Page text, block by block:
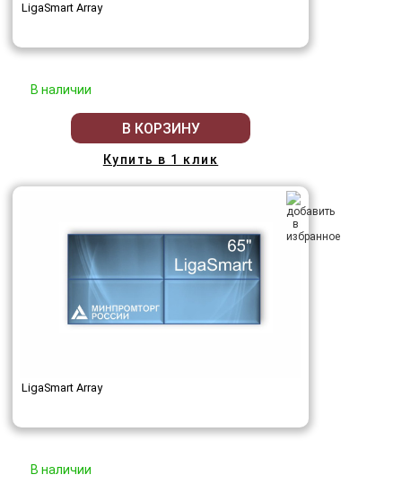
LigaSmart Array
В наличии
В КОРЗИНУ
Купить в 1 клик
LigaSmart Array
В наличии